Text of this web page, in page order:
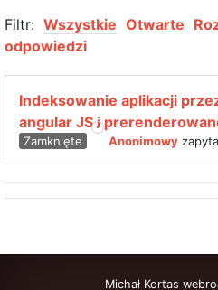
Filtr: Wszystkie Otwarte
odpowiedzi
Indeksowanie aplikacji
angular JS i
Zamknięte Anonimowy
Michał Kortas